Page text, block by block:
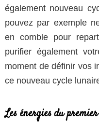
également nouveau
pouvez par exemple
en comble pour
purifier également
moment de définir vos
ce nouveau cycle
Les énergies du